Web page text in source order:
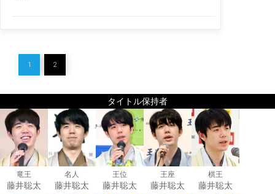
1 2
タイトル保持者
竜王
藤井聡太
名人
藤井聡太
王位
藤井聡太
王座
藤井聡太
棋王
藤井聡太